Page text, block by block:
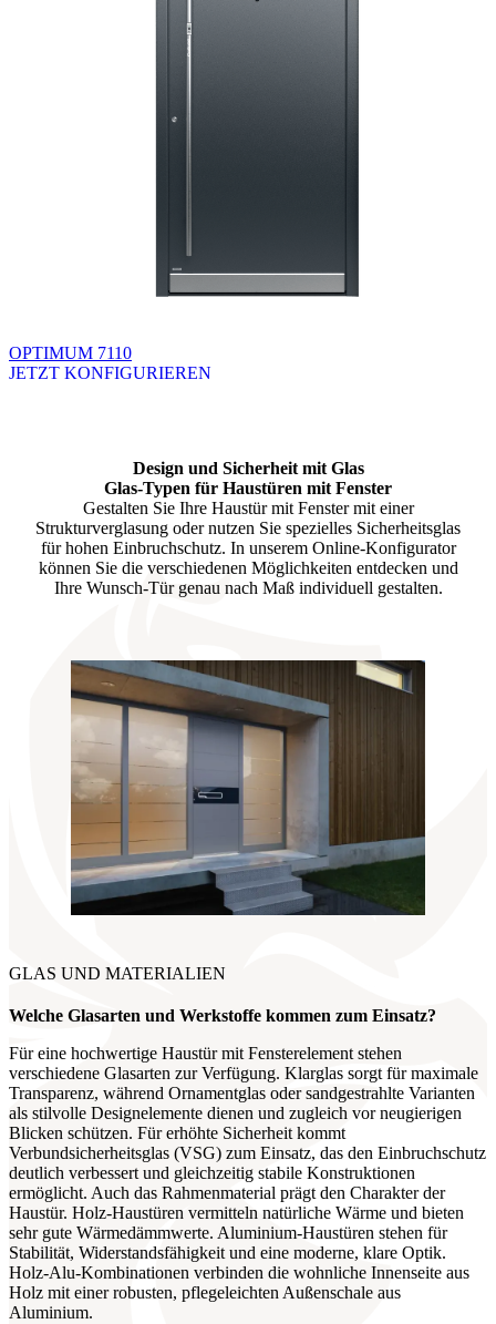
OPTIMUM 7110
JETZT KONFIGURIEREN
Design und Sicherheit mit Glas
Glas-Typen für Haustüren mit Fenster
Gestalten Sie Ihre Haustür mit Fenster mit einer
Strukturverglasung oder nutzen Sie spezielles Sicherheitsglas
für hohen Einbruchschutz. In unserem Online-Konfigurator
können Sie die verschiedenen Möglichkeiten entdecken und
Ihre Wunsch-Tür genau nach Maß individuell gestalten.
GLAS UND MATERIALIEN
Welche Glasarten und Werkstoffe kommen zum Einsatz?
Für eine hochwertige Haustür mit Fensterelement stehen
verschiedene Glasarten zur Verfügung. Klarglas sorgt für maximale
Transparenz, während Ornamentglas oder sandgestrahlte Varianten
als stilvolle Designelemente dienen und zugleich vor neugierigen
Blicken schützen. Für erhöhte Sicherheit kommt
Verbundsicherheitsglas (VSG) zum Einsatz, das den Einbruchschutz
deutlich verbessert und gleichzeitig stabile Konstruktionen
ermöglicht. Auch das Rahmenmaterial prägt den Charakter der
Haustür. Holz-Haustüren vermitteln natürliche Wärme und bieten
sehr gute Wärmedämmwerte. Aluminium-Haustüren stehen für
Stabilität, Widerstandsfähigkeit und eine moderne, klare Optik.
Holz-Alu-Kombinationen verbinden die wohnliche Innenseite aus
Holz mit einer robusten, pflegeleichten Außenschale aus
Aluminium.